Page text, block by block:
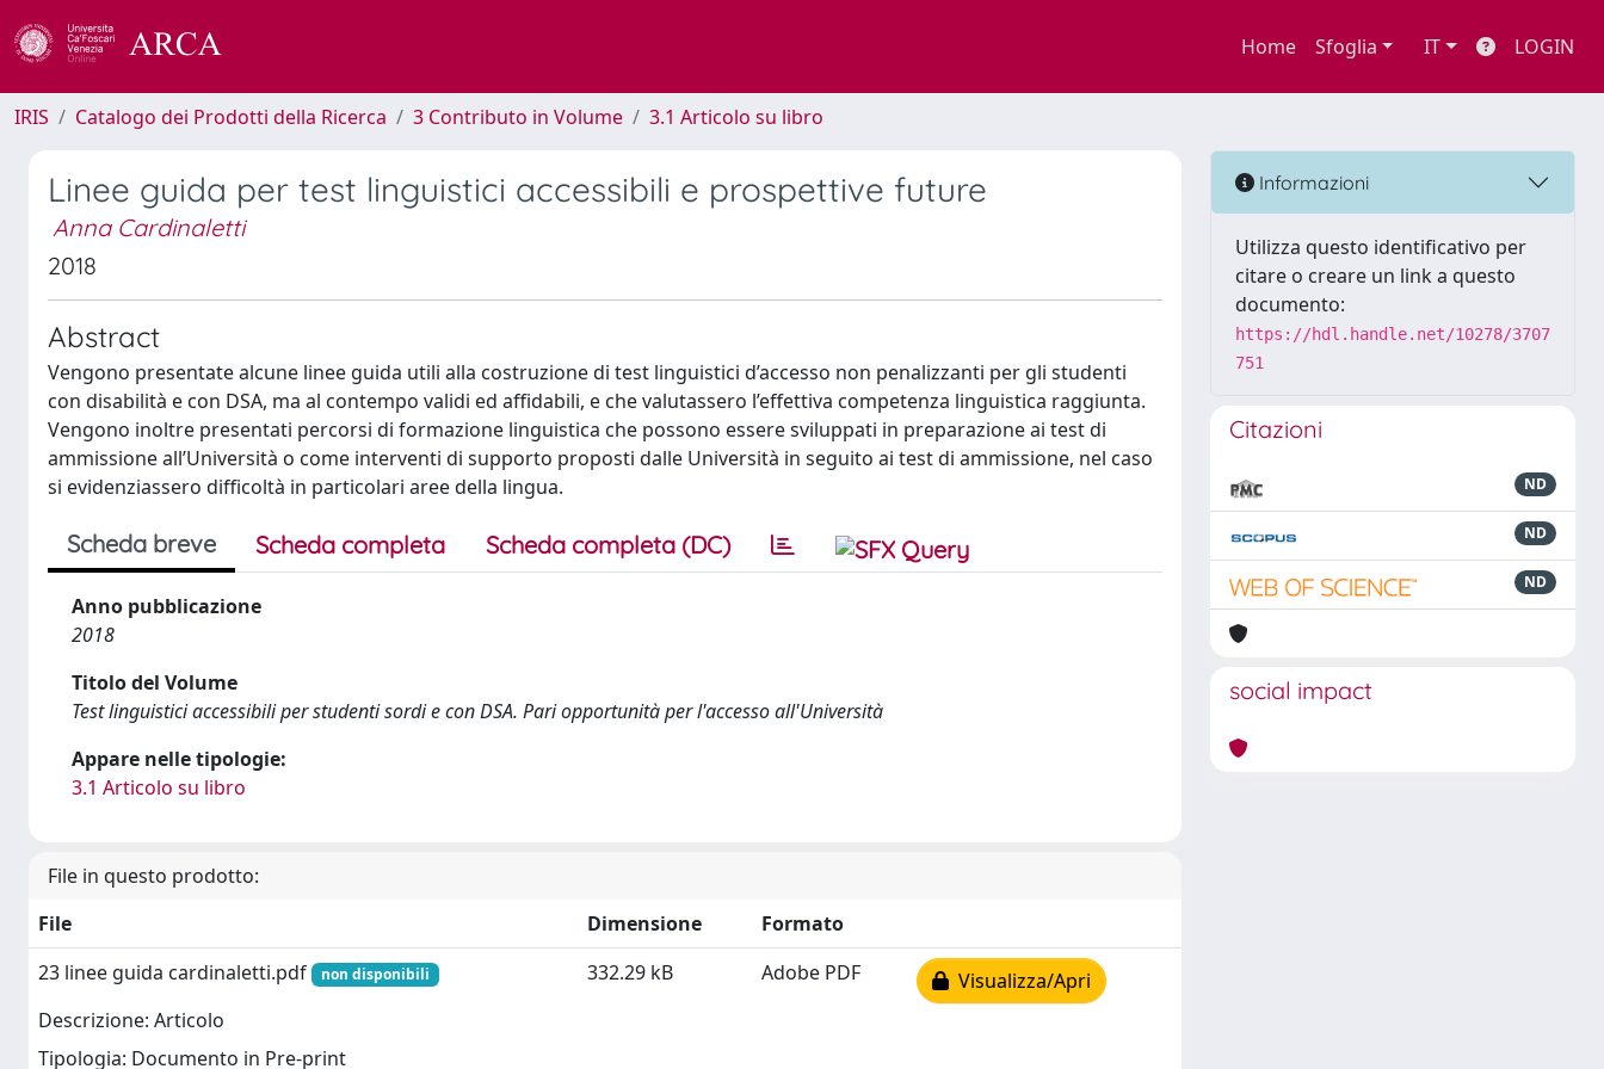
Home Sfoglia IT LOGIN
IRIS Catalogo dei Prodotti della Ricerca 3 Contributo in Volume 3.1 Articolo su libro
Linee guida per test linguistici accessibili e prospettive future
Anna Cardinaletti
2018
Abstract
Vengono presentate alcune linee guida utili alla costruzione di test linguistici d’accesso non penalizzanti per gli studenti
con disabilità e con DSA, ma al contempo validi ed affidabili, e che valutassero l’effettiva competenza linguistica raggiunta.
Vengono inoltre presentati percorsi di formazione linguistica che possono essere sviluppati in preparazione ai test di
ammissione all’Università o come interventi di supporto proposti dalle Università in seguito ai test di ammissione, nel caso
si evidenziassero difficoltà in particolari aree della lingua.
Scheda breve Scheda completa Scheda completa (DC)
Anno pubblicazione
2018
Titolo del Volume
Test linguistici accessibili per studenti sordi e con DSA. Pari opportunità per l'accesso all'Università
Appare nelle tipologie:
3.1 Articolo su libro
File in questo prodotto:
File
Dimensione
Formato
23 linee guida cardinaletti.pdf
non disponibili
Descrizione: Articolo
Tipologia: Documento in Pre-print
332.29 kB Adobe PDF Visualizza/Apri
Informazioni
Utilizza questo identificativo per
citare o creare un link a questo
documento:
https://hdl.handle.net/10278/3707
751
Citazioni
ND
ND
ND
social impact